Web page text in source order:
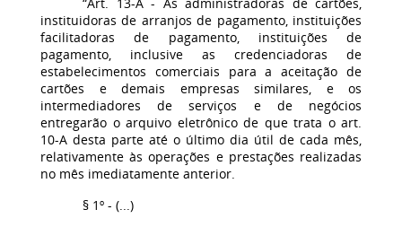
instituidoras de arranjos de pagamento, instituições
facilitadoras de pagamento, instituições de
pagamento, inclusive as credenciadoras de
estabelecimentos comerciais para a aceitação de
cartões e demais empresas similares, e os
intermediadores de serviços e de negócios
entregarão o arquivo eletrônico de que trata o art.
10-A desta parte até o último dia útil de cada mês,
relativamente às operações e prestações realizadas
no mês imediatamente anterior.
§ 1º - (...)